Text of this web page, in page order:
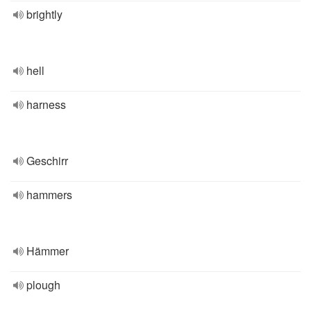
brightly
hell
harness
Geschirr
hammers
Hämmer
plough